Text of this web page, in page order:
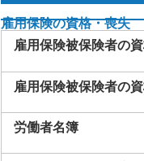
雇用保険の資格・喪失
雇用保険被保険者の
雇用保険被保険者の
労働者名簿